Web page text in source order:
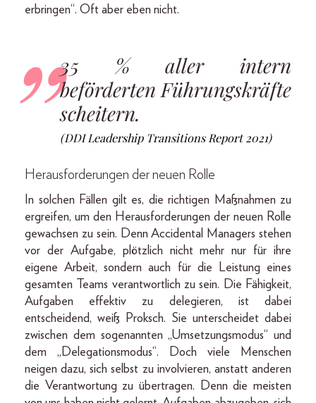
erbringen“. Oft aber eben nicht.
35 % aller intern
beförderten Führungskräfte
scheitern.
(DDI Leadership Transitions Report 2021)
Herausforderungen der neuen Rolle
In solchen Fällen gilt es, die richtigen Maßnahmen zu
ergreifen, um den Herausforderungen der neuen Rolle
gewachsen zu sein. Denn Accidental Managers stehen
vor der Aufgabe, plötzlich nicht mehr nur für ihre
eigene Arbeit, sondern auch für die Leistung eines
gesamten Teams verantwortlich zu sein. Die Fähigkeit,
Aufgaben effektiv zu delegieren, ist dabei
entscheidend, weiß Proksch. Sie unterscheidet dabei
zwischen dem sogenannten „Umsetzungsmodus“ und
dem „Delegationsmodus“. Doch viele Menschen
neigen dazu, sich selbst zu involvieren, anstatt anderen
die Verantwortung zu übertragen. Denn die meisten